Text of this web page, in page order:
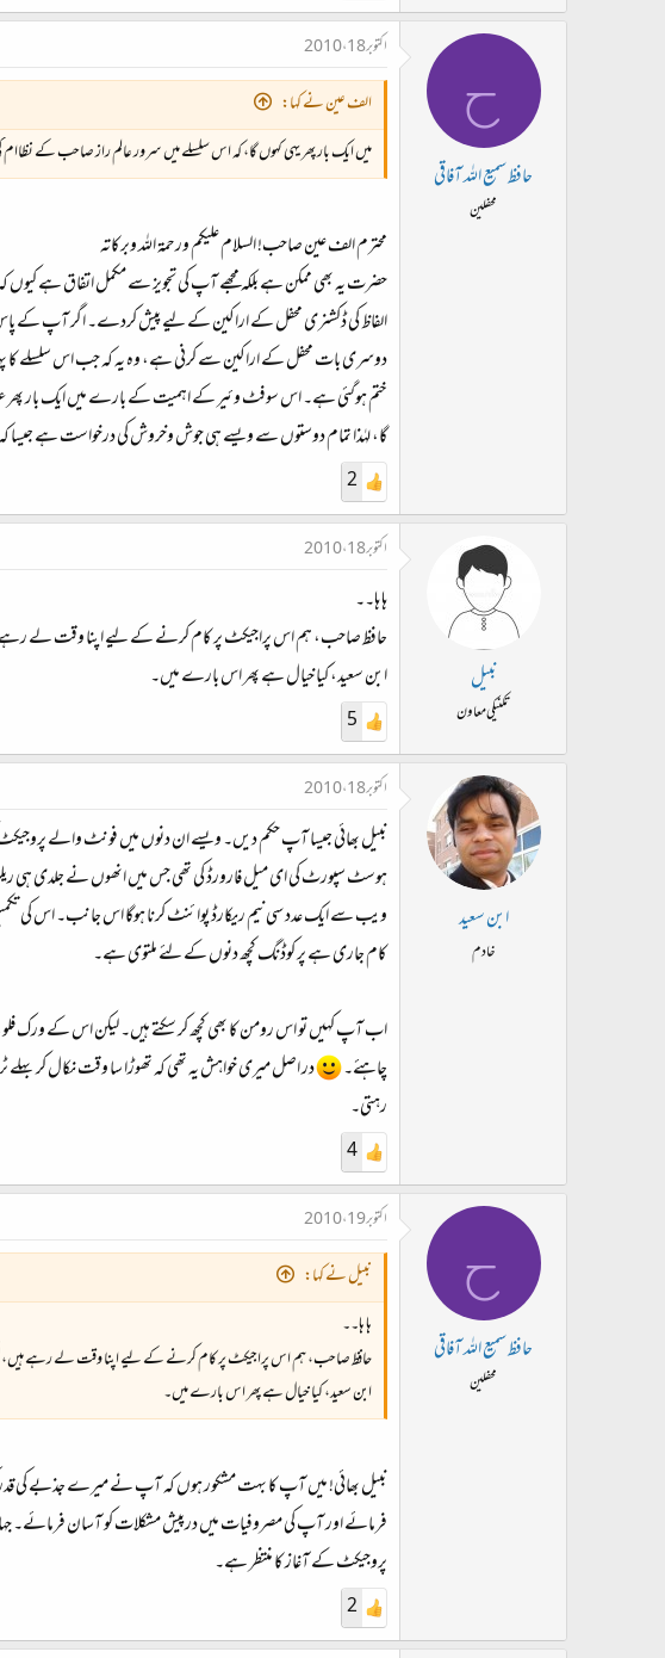
ح
حافظ سمیع اللہ آفاقی
محفلین
اکتوبر 18، 2010
الف عین نے کہا:
میں ایک بار پھر یہی کہوں گا، کہ اس سلسلے میں سرور عالم راز صاحب کے
محترم الف عین صاحب! السلام علیکم ورحمۃ اللہ وبرکاتہ
حضرت یہ بھی ممکن ہے بلکہ مجھے آپ کی تجویز سے مکمل اتفاق ہے
الفاظ کی ڈکشنری محفل کے اراکین کے لیے پیش کردے۔ اگر آپ کے
دوسری بات محفل کے اراکین سے کرنی ہے، وہ یہ کہ جب اس سلسلے کا
ختم ہوگئی ہے۔ اس سوفٹ وئیر کے اہمیت کے بارے میں ایک بار پھر
گا، لہٰذا تمام دوستوں سے ویسے ہی جوش وخروش کی درخواست ہے جیسا کہ
2
نبیل
تکنیکی معاون
اکتوبر 18، 2010
ہا ہا۔۔
حافظ صاحب، ہم اس پراجیکٹ پر کام کرنے کے لیے اپنا وقت لے رہے
ابن سعید، کیا خیال ہے پھر اس بارے میں۔
5
ابن سعید
خادم
اکتوبر 18، 2010
نبیل بھائی جیسا آپ حکم دیں۔ ویسے ان دنوں میں فونٹ والے
ہوسٹ سپورٹ کی ای میل فارورڈ کی تھی جس میں انھوں نے جلدی ہی ریلز
ویب سے ایک عدد سی نیم ریکارڈ پوائنٹ کرنا ہوگا اس جانب۔ اس کی
کام جاری ہے پر کوڈنگ کچھ دنوں کے لئے ملتوی ہے۔
اب آپ کہیں تو اس رومن کا بھی کچھ کر سکتے ہیں۔ لیکن اس کے ورک فلو کے
چاہئے۔
در اصل میری خواہش یہ تھی کہ تھوڑا سا وقت نکال کر بہلے
رہتی۔
4
ح
حافظ سمیع اللہ آفاقی
محفلین
اکتوبر 19، 2010
نبیل نے کہا:
ہا ہا۔۔
حافظ صاحب، ہم اس پراجیکٹ پر کام کرنے کے لیے اپنا وقت لے رہے ہیں،
ابن سعید، کیا خیال ہے پھر اس بارے میں۔
نبیل بھائی! میں آپ کا بہت مشکور ہوں کہ آپ نے میرے جذبے کی قدر کی
فرمائے اور آپ کی مصروفیات میں درپیش مشکلات کو آسان فرمائے۔
پروجیکٹ کے آغاز کا منتظر ہے۔
2